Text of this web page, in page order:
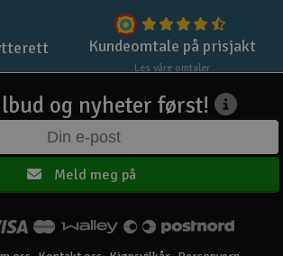
Kundeomtale på prisjakt
Les våre omtaler
og nyheter først!
Meld meg på